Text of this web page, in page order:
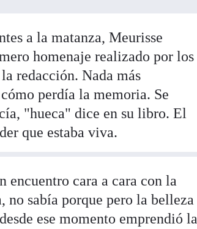
a la matanza, Meurisse
homenaje realizado por los
redacción. Nada más
perdía la memoria. Se
"hueca" dice en su libro. El
que estaba viva.
encuentro cara a cara con la
no sabía porque pero la belleza
ese momento emprendió la